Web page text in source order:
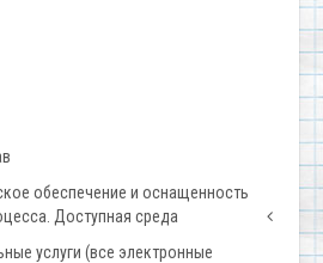
обеспечение и оснащенность
Доступная среда
услуги (все электронные